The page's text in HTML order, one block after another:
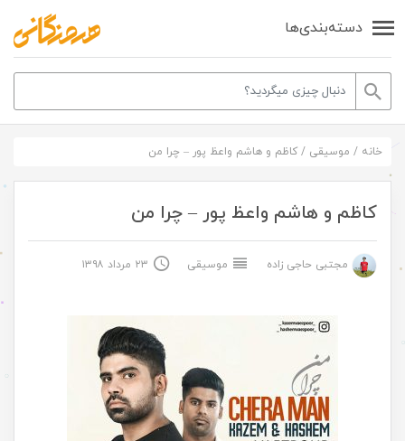
دسته‌بندی‌ها
خانه / موسیقی / کاظم و هاشم واعظ پور – چرا من
کاظم و هاشم واعظ پور – چرا من
مجتبی حاجی زاده موسیقی ۲۳ مرداد ۱۳۹۸